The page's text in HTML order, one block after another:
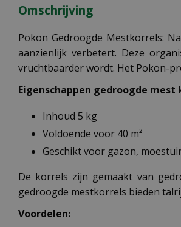
Omschrijving
Pokon Gedroogde Mestkorrels:
aanzienlijk verbetert. Deze
vruchtbaarder wordt. Het Pokon-
Eigenschappen gedroogde mest
Inhoud 5 kg
Voldoende voor 40 m²
Geschikt voor gazon,
De korrels zijn gemaakt van
gedroogde mestkorrels bieden
Voordelen: